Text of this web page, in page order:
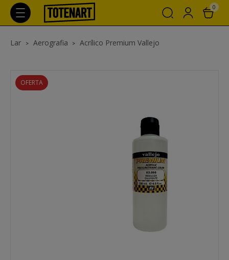
0
Lar Aerografia Acrílico Premium Vallejo
OFERTA